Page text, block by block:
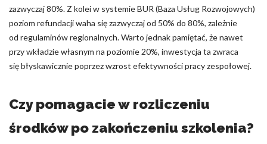
zazwyczaj 80%. Z kolei w systemie BUR (Baza Usług Rozwojowych)
poziom refundacji waha się zazwyczaj od 50% do 80%, zależnie
od regulaminów regionalnych. Warto jednak pamiętać, że nawet
przy wkładzie własnym na poziomie 20%, inwestycja ta zwraca
się błyskawicznie poprzez wzrost efektywności pracy zespołowej.
Czy pomagacie w rozliczeniu
środków po zakończeniu szkolenia?